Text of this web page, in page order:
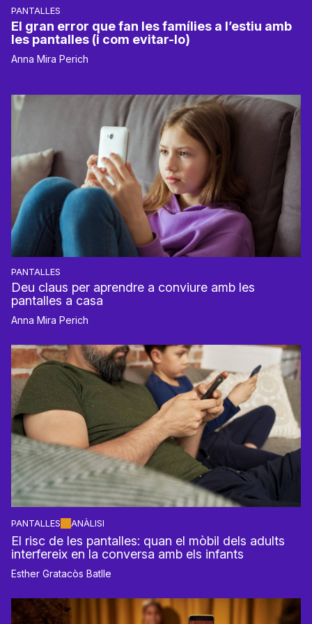
PANTALLES
El gran error que fan les famílies a l’estiu amb
les pantalles (i com evitar-lo)
Anna Mira Perich
PANTALLES
Deu claus per aprendre a conviure amb les
pantalles a casa
Anna Mira Perich
PANTALLES ANÀLISI
El risc de les pantalles: quan el mòbil dels adults
interfereix en la conversa amb els infants
Esther Gratacòs Batlle